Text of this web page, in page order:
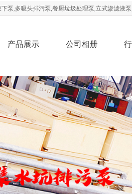
泵,多吸头排污泵,餐厨垃圾处理泵,立式渗滤液
产品展示 公司相册